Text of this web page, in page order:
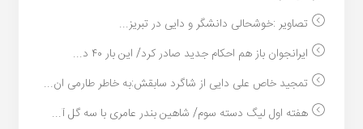
تصاویر :خوشحالی دانشگر و دایی در تبریز...
ایرانجوان باز هم احکام جدید صادر کرد/ این بار ۴۰ د...
تمجید خاص علی دایی از شاگرد سابقش:به خاطر طارمی ان...
هفته اول لیگ دسته سوم/ شاهین بندر عامری با سه گل آ...